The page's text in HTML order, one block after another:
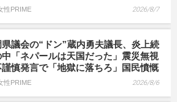
性PRIME 2026/8/7
議会の“ドン”蔵内勇夫議長、炎上続
中「ネパールは天国だった」震災無視
慎発言で「地獄に落ちろ」国民憤慨
性PRIME 2026/8/6